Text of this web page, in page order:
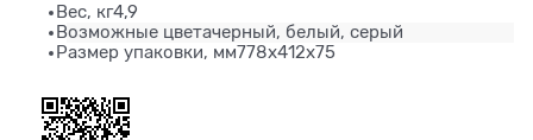
Вес, кг4,9
Возможные цветачерный, белый, серый
Размер упаковки, мм778х412х75